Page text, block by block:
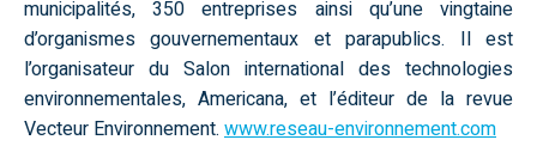
municipalités, 350 entreprises ainsi qu’une vingtaine
d’organismes gouvernementaux et parapublics. Il est
l’organisateur du Salon international des technologies
environnementales, Americana, et l’éditeur de la revue
Vecteur Environnement. www.reseau-environnement.com